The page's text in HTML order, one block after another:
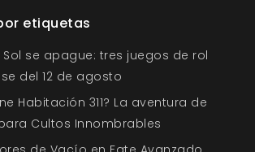
etiquetas
Sol se apague: tres juegos de rol
del 12 de agosto
Habitación 311? La aventura de
Cultos Innombrables